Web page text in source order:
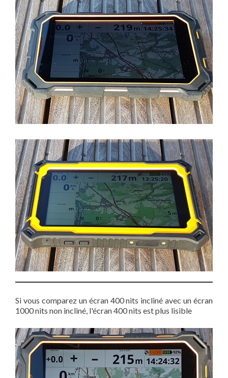
Si vous comparez un écran 400 nits incliné avec un écran
1000 nits non incliné, l'écran 400 nits est plus lisible